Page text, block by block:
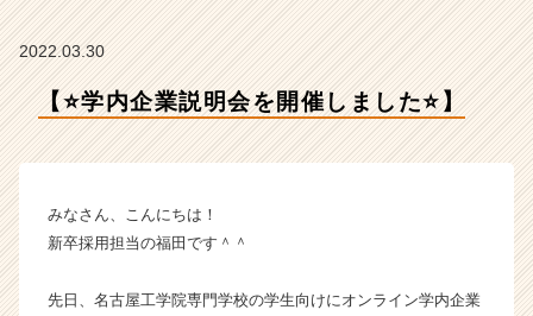
イ
ン
ャ
成
2022.03.30
【⭐️学内企業説明会を開催しました⭐️】
みなさん、こんにちは！
新卒採用担当の福田です＾＾
先日、名古屋工学院専門学校の学生向けにオンライン学内企業